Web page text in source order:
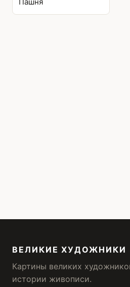
ВЕЛИКИЕ ХУДОЖНИКИ
Картины великих
истории живописи.